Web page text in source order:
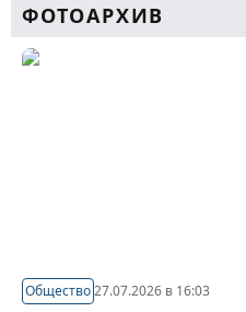
ФОТОАРХИВ
Общество27.07.2026 в 16:03